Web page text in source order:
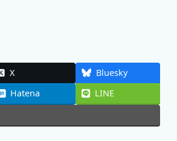
X
Bluesky
Hatena
LINE